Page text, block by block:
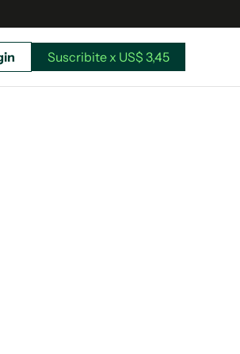
x US$ 3,45
Suscribite x US$ 3,45